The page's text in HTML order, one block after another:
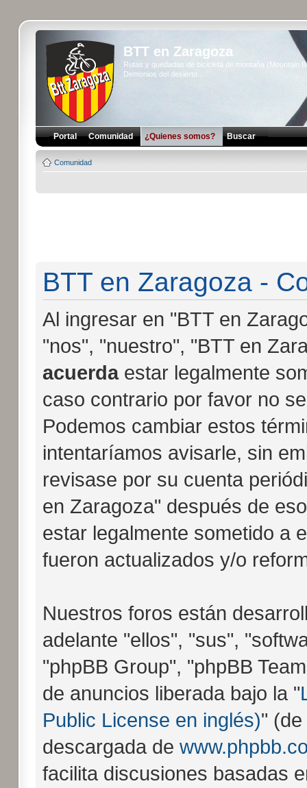
BTT en Zaragoza
Rutas y quedadas de bicicleta de montaña (Mountain
Demonios del desierto...
Portal Comunidad ¿Quienes somos? Buscar
Comunidad
BTT en Zaragoza -
Al ingresar en "BTT en
"nos", "nuestro", "BTT en
acuerdaestar legalmente
caso contrario por favor no
Podemos cambiar estos
intentaríamos avisarle, sin
revisase por su cuenta
en Zaragoza" después de
estar legalmente sometido a
fueron actualizados y/o
Nuestros foros están
adelante "ellos", "sus",
"phpBB Group", "phpBB
de anuncios liberada bajo la "
Public License en inglés)"
descargada de
facilita discusiones basadas